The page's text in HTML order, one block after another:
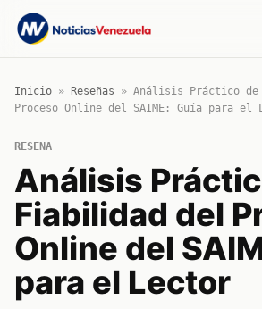
Inicio » Reseñas » Análisis Práctico
Proceso Online del SAIME: Guía para el
RESENA
Análisis
Fiabilidad del
Online del
para el Lector